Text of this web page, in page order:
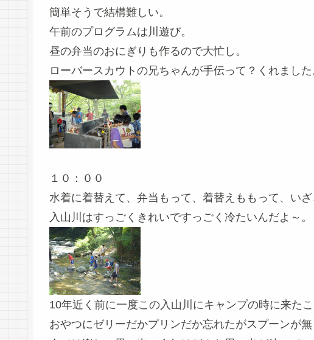
簡単そうで結構難しい。
午前のプログラムは川遊び。
昼の弁当のおにぎりも作るので大忙し。
ローバースカウトの兄ちゃんが手伝って？くれました
１０：００
水着に着替えて、弁当もって、着替えももって、いざ
入山川はすっごくきれいですっごく冷たいんだよ～。
10年近く前に一度この入山川にキャンプの時に来たこ
おやつにゼリーだかプリンだか忘れたがスプーンが